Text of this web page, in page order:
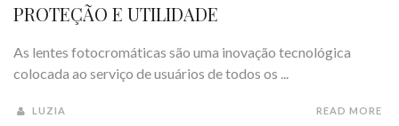
PROTEÇÃO E UTILIDADE
As lentes fotocromáticas são uma inovação tecnológica
colocada ao serviço de usuários de todos os ...
LUZIA READ MORE